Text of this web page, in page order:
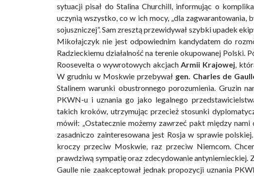
sytuacji pisał do Stalina Churchill, informując o
uczynią wszystko, co w ich mocy, „dla zagwarantowania,
sojuszniczej”. Sam zresztą przewidywał szybki upadek
Mikołajczyk nie jest odpowiednim kandydatem do
Radzieckiemu działalność na terenie okupowanej Polski.
Roosevelta o wywrotowych akcjachArmii Krajowej,
W grudniu w Moskwie przebywał gen. Charles de
Stalinem warunki obustronnego porozumienia. Gruzin
PKWN-u i uznania go jako legalnego
takich kroków, utrzymując przecież stosunki
mówił: „Ostatecznie możemy zawrzeć pakt między
zasadniczo zainteresowana jest Rosja w sprawie
kroczy przeciw Moskwie, raz przeciw Niemcom.
prawdziwą sympatię oraz zdecydowanie antyniemieckiej.
Gaulle nie zaakceptował jednak propozycji uznania